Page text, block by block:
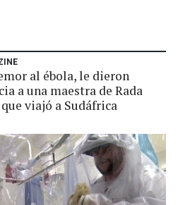
al ébola, le dieron
a una maestra de Rada
viajó a Sudáfrica